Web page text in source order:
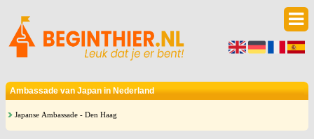
Ambassade van Japan in Nederland
Japanse Ambassade - Den Haag